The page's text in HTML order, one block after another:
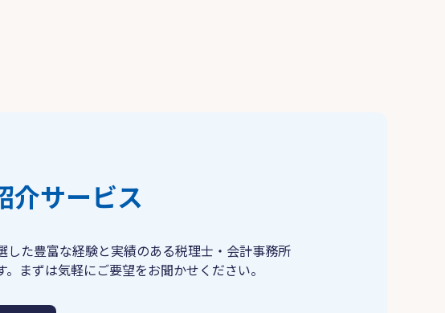
介サービス
した豊富な経験と実績のある税理士・会計事務所
まずは気軽にご要望をお聞かせください。